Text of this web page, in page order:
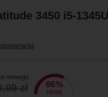
3450 i5-
nowego
zł 66%
taniej